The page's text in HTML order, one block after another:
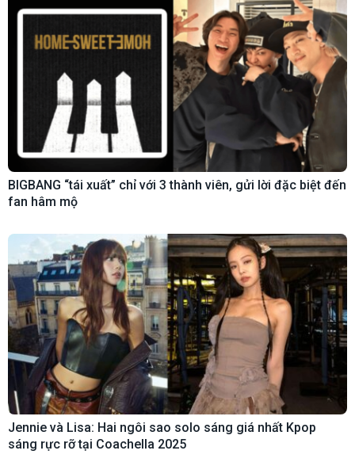
BIGBANG “tái xuất” chỉ với 3 thành viên, gửi lời đặc biệt đến
fan hâm mộ
Jennie và Lisa: Hai ngôi sao solo sáng giá nhất Kpop
sáng rực rỡ tại Coachella 2025